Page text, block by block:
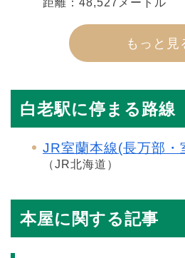
もっと見
白老駅に停まる路線
JR室蘭本線(長万部・
（JR北海道）
本屋に関する記事